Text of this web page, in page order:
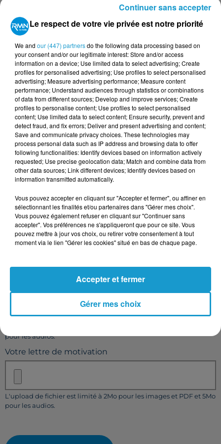
Votre e-mail*
Votre n° de téléphone*
Taille maximum : 500 caractères
pour les audios.
Votre lettre de motivation
L'upload de fichier est limité à 2Mo pour les images et PDF et 5Mo
pour les audios.
Le respect de votre vie privée est notre priorité
We and our (447) partnersdo the following data processing based on
your consent and/or our legitimate interest: Store and/or access
information on a device; Use limited data to select advertising; Create
profiles for personalised advertising; Use profiles to select personalised
advertising; Measure advertising performance; Measure content
performance; Understand audiences through statistics or combinations
of data from different sources; Develop and improve services; Create
profiles to personalise content; Use profiles to select personalised
content; Use limited data to select content; Ensure security, prevent and
detect fraud, and fix errors; Deliver and present advertising and content;
Save and communicate privacy choices. These technologies may
process personal data such as IP address and browsing data to offer
following functionalities: Identify devices based on information actively
requested; Use precise geolocation data; Match and combine data from
other data sources; Link different devices; Identify devices based on
information transmitted automatically.
Vous pouvez accepter en cliquant sur "Accepter et fermer", ou affiner en
sélectionnant les finalités et/ou partenaires dans "Gérer mes choix".
Vous pouvez également refuser en cliquant sur "Continuer sans
accepter". Vos préférences ne s'appliqueront que pour ce site. Vous
pouvez mettre à jour vos choix, ou retirer votre consentement à tout
moment via le lien "Gérer les cookies" situé en bas de chaque page.
Gérer mes choix
Accepter et fermer
Continuer sans accepter